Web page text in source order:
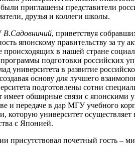
приглашены представители
друзья и коллеги школы.
В.Садовничий, приветствуя
японскому правительству за
происходящих в нашей стране
подготовки российских
университета в развитие
основу для лучшего
подготовлены сотни
имеет обширные связи с японскими
и передаче в дар МГУ учебного
которую университет
с Японией.
присутствовал почетный гость –